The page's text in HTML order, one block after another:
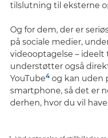
tilslutning til eksterne
Og for dem, der er
på sociale medier,
videooptagelse – ideelt
understøtter også
YouTube4 og kan uden
smartphone, så det er
derhen, hvor du vil